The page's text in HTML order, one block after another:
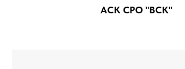
АСК СРО "ВСК"